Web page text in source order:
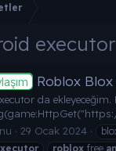
executor
Roblox Blox
da
29 Ocak 2024
roblox free